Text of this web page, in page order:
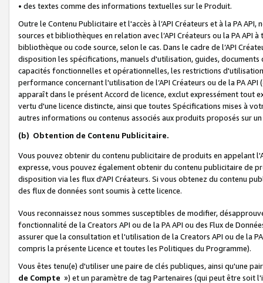
• des textes comme des informations textuelles sur le Produit.
Outre le Contenu Publicitaire et l'accès à l’API Créateurs et à la PA
sources et bibliothèques en relation avec l’API Créateurs ou la PA
bibliothèque ou code source, selon le cas. Dans le cadre de l’API
disposition les spécifications, manuels d'utilisation, guides,
capacités fonctionnelles et opérationnelles, les restrictions
performance concernant l'utilisation de l’API Créateurs ou de la PA
apparaît dans le présent Accord de licence, exclut expressément tout
vertu d'une licence distincte, ainsi que toutes Spécifications mises à
autres informations ou contenus associés aux produits proposés sur
(b) Obtention de Contenu Publicitaire.
Vous pouvez obtenir du contenu publicitaire de produits en appelant
expresse, vous pouvez également obtenir du contenu publicitaire de
disposition via les flux d'API Créateurs. Si vous obtenez du contenu
des flux de données sont soumis à cette licence.
Vous reconnaissez nous sommes susceptibles de modifier,
fonctionnalité de la Creators API ou de la PA API ou des Flux de
assurer que la consultation et l'utilisation de la Creators API ou de la
compris la présente Licence et toutes les Politiques du Programme).
Vous êtes tenu(e) d'utiliser une paire de clés publiques, ainsi qu'une
de Compte ») et un paramètre de tag Partenaires (qui peut être soit